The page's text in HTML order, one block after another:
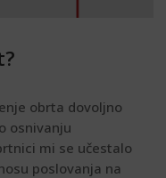
obrta dovoljno
osnivanju
mi se učestalo
poslovanja na